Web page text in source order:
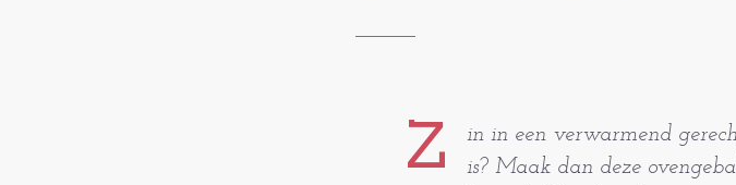
Z
in in een verwarmend
is? Maak dan deze